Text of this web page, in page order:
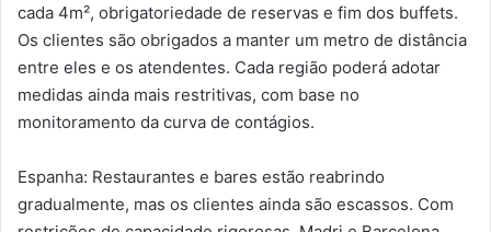
cada 4m², obrigatoriedade de reservas e fim dos buffets.
Os clientes são obrigados a manter um metro de distância
entre eles e os atendentes. Cada região poderá adotar
medidas ainda mais restritivas, com base no
monitoramento da curva de contágios.
Espanha: Restaurantes e bares estão reabrindo
gradualmente, mas os clientes ainda são escassos. Com